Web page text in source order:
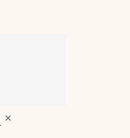
✕